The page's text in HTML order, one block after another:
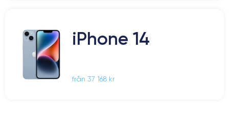
iPhone 14
från 37 168 kr